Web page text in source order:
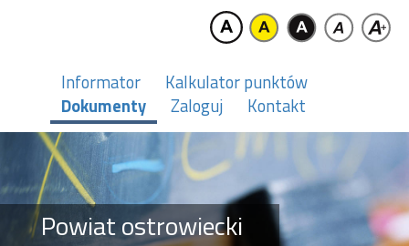
Informator
Kalkulator punktów
Dokumenty
Zaloguj Kontakt
Powiat ostrowiecki